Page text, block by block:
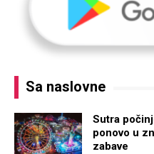
Sa naslovne
Sutra
ponovo u
zabave